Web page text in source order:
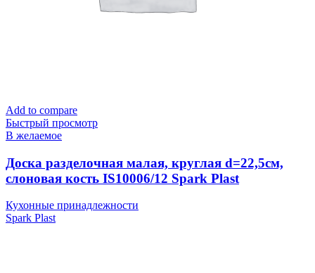
Add to compare
Быстрый просмотр
В желаемое
Доска разделочная малая, круглая d=22,5см,
слоновая кость IS10006/12 Spark Plast
Кухонные принадлежности
Spark Plast